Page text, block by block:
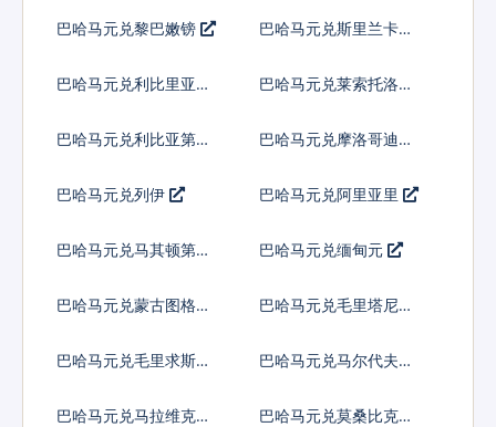
巴哈马元兑黎巴嫩镑
巴哈马元兑斯里兰卡卢
巴哈马元兑利比里亚元 巴哈马元兑莱索托洛蒂
巴哈马元兑利比亚第纳
巴哈马元兑摩洛哥迪拉
巴哈马元兑列伊 巴哈马元兑阿里亚里
巴哈马元兑马其顿第纳
巴哈马元兑缅甸元
巴哈马元兑蒙古图格里
巴哈马元兑毛里塔尼亚
巴哈马元兑毛里求斯卢
巴哈马元兑马尔代夫拉
巴哈马元兑马拉维克瓦
巴哈马元兑莫桑比克梅